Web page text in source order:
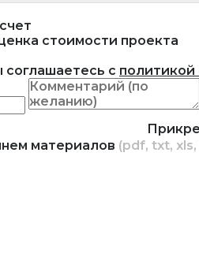
стоимости проекта
соглашаетесь с политикой
материалов (pdf, txt,